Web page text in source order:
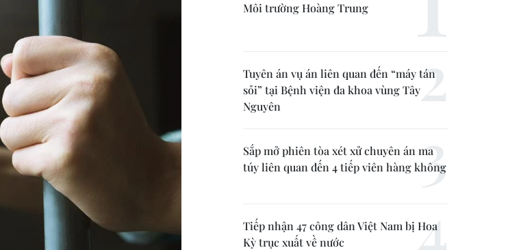
Môi trường Hoàng Trung
Tuyên án vụ án liên quan đến “máy tán
sỏi” tại Bệnh viện đa khoa vùng Tây
Nguyên
Sắp mở phiên tòa xét xử chuyên án ma
túy liên quan đến 4 tiếp viên hàng không
Tiếp nhận 47 công dân Việt Nam bị Hoa
Kỳ trục xuất về nước